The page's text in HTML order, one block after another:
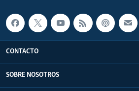
CONTACTO
SOBRE NOSOTROS